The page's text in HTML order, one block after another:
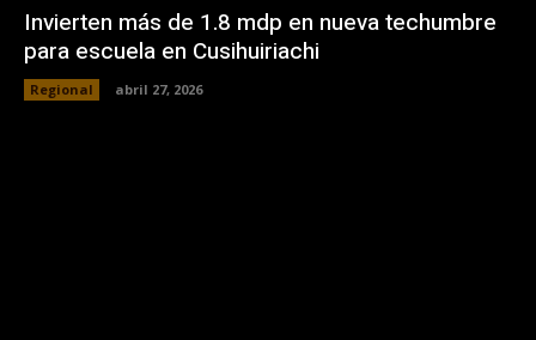
Invierten más de 1.8 mdp en nueva techumbre
para escuela en Cusihuiriachi
Regional abril 27, 2026